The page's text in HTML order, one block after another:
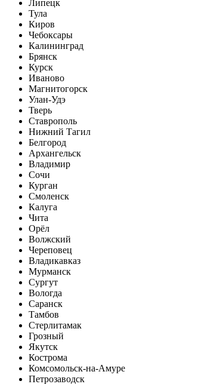
Липецк
Тула
Киров
Чебоксары
Калининград
Брянск
Курск
Иваново
Магнитогорск
Улан-Удэ
Тверь
Ставрополь
Нижний Тагил
Белгород
Архангельск
Владимир
Сочи
Курган
Смоленск
Калуга
Чита
Орёл
Волжский
Череповец
Владикавказ
Мурманск
Сургут
Вологда
Саранск
Тамбов
Стерлитамак
Грозный
Якутск
Кострома
Комсомольск-на-Амуре
Петрозаводск